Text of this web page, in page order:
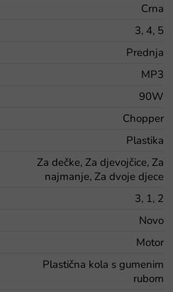
Crna
3, 4, 5
Prednja
MP3
90W
Chopper
Plastika
Za dečke, Za djevojčice, Za
najmanje, Za dvoje djece
3, 1, 2
Novo
Motor
Plastična kola s gumenim
rubom